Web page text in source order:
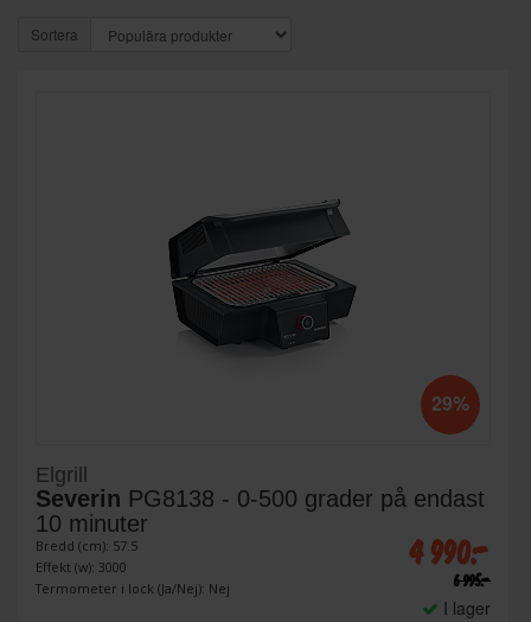
Sortera
29%
Elgrill
Severin PG8138 - 0-500 grader på endast
10 minuter
Bredd (cm): 57.5
Effekt (w): 3000
Termometer i lock (Ja/Nej): Nej
4 990:-
6 995:-
I lager